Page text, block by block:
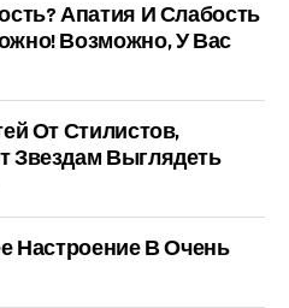
Апатия И Слабость
Возможно, У Вас
От Стилистов,
Звездам Выглядеть
Настроение В Очень